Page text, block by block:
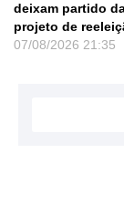
deixam partido
projeto de
07/08/2026 21:35